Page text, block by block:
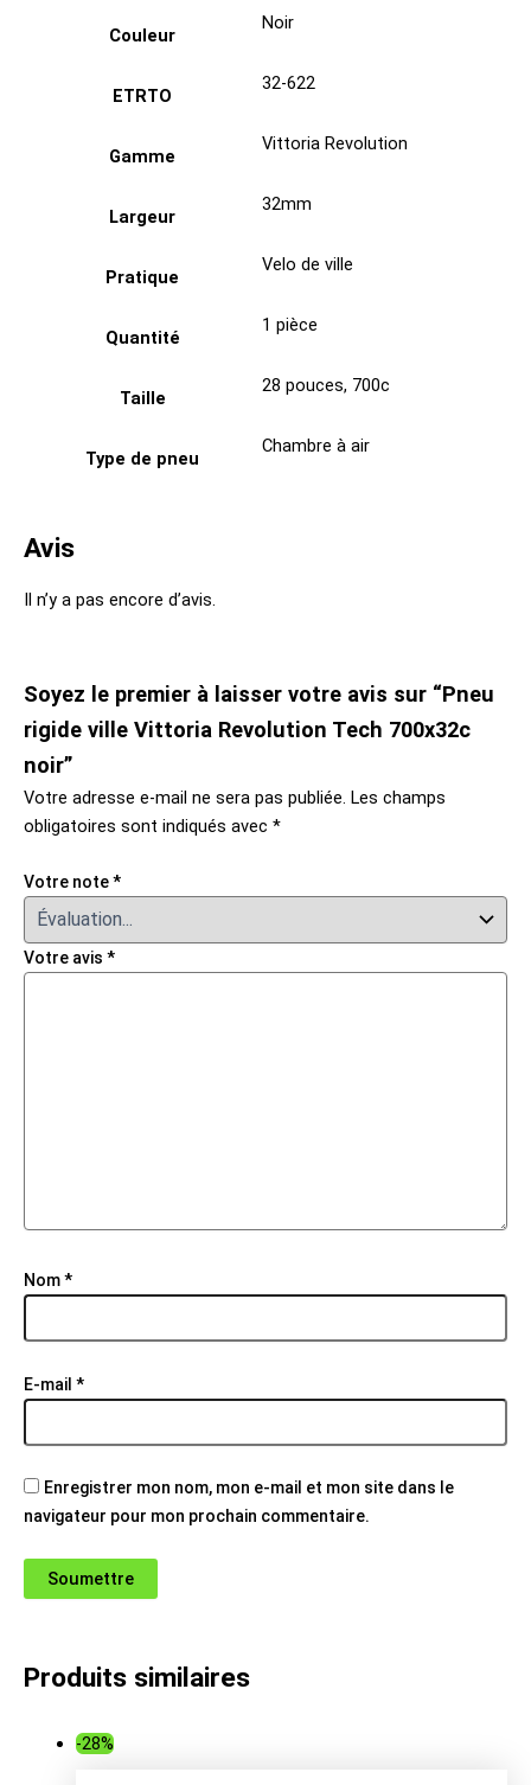
Couleur
Noir
ETRTO
32-622
Gamme
Vittoria Revolution
Largeur
32mm
Pratique
Velo de ville
Quantité
1 pièce
Taille
28 pouces, 700c
Type de pneu
Chambre à air
Avis
Il n’y a pas encore d’avis.
Soyez le premier à laisser votre avis sur “Pneu
rigide ville Vittoria Revolution Tech 700x32c
noir”
Votre adresse e-mail ne sera pas publiée. Les champs
obligatoires sont indiqués avec *
Votre note*
Votre avis *
Nom*
E-mail *
Enregistrer mon nom, mon e-mail et mon site dans le
navigateur pour mon prochain commentaire.
Produits similaires
-28%